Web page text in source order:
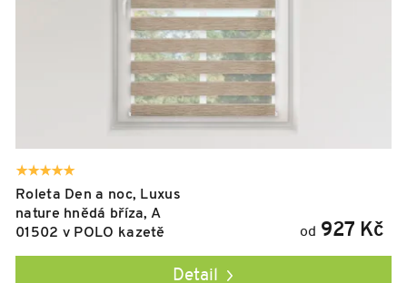
Roleta Den a noc, Luxus
nature hnědá bříza, A
01502 v POLO kazetě
od 927 Kč
Detail